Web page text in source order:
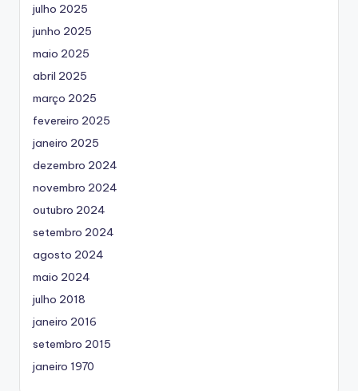
julho 2025
junho 2025
maio 2025
abril 2025
março 2025
fevereiro 2025
janeiro 2025
dezembro 2024
novembro 2024
outubro 2024
setembro 2024
agosto 2024
maio 2024
julho 2018
janeiro 2016
setembro 2015
janeiro 1970